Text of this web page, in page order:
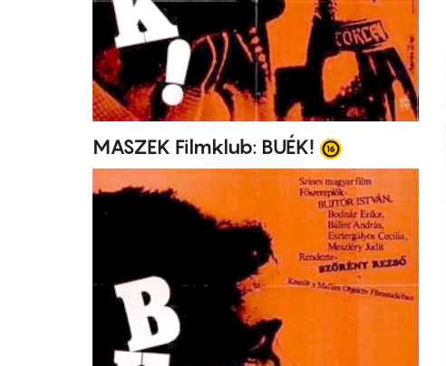
MASZEK Filmklub: BUÉK!